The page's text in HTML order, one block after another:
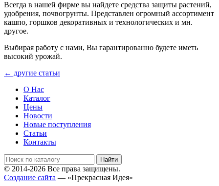
Всегда в нашей фирме вы найдете средства защиты растений,
удобрения, почвогрунты. Представлен огромный ассортимент
кашпо, горшков декоративных и технологических и мн.
другое.
Выбирая работу с нами, Вы гарантированно будете иметь
высокий урожай.
← другие статьи
О Нас
Каталог
Цены
Новости
Новые поступления
Статьи
Контакты
© 2014-2026 Все права защищены.
Создание сайта — «Прекрасная Идея»